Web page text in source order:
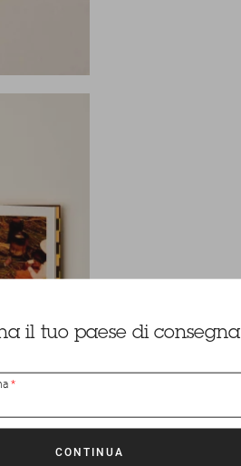
il tuo paese di consegna